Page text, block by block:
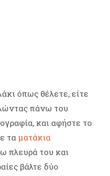
όπως θέλετε, είτε
πάνω του
και αφήστε το
ταματάκια
πλευρά του και
βάλτε δύο